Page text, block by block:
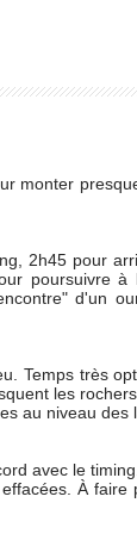
monter
2h45 pour
poursuivre
d'un
Temps très
les
au niveau
avec le
À